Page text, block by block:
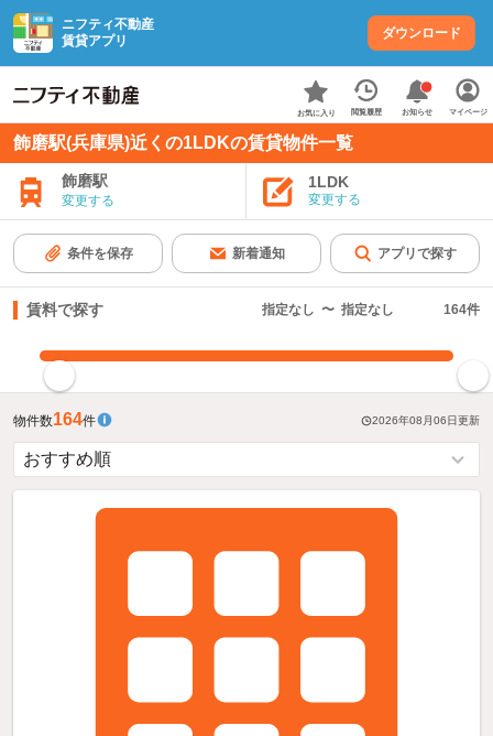
ニフティ不動産
賃貸アプリ
ダウンロード
お気に入り 閲覧履歴 お知らせ マイページ
飾磨駅(兵庫県)近くの1LDKの賃貸物件一覧
飾磨駅
変更する
1LDK
変更する
条件を保存 新着通知 アプリで探す
賃料で探す 指定なし 〜 指定なし 164件
物件数164件 2026年08月06日更新